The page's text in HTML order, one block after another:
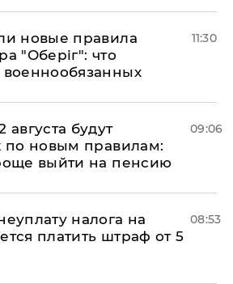
новые правила
"Оберіг": что
военнообязанных
11:30
будут
по новым правилам:
выйти на пенсию
09:06
налога на
платить штраф от 5
08:53